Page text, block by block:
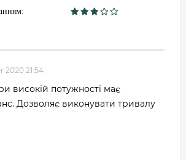
2020 21:54
високій потужності має
Дозволяє виконувати тривалу